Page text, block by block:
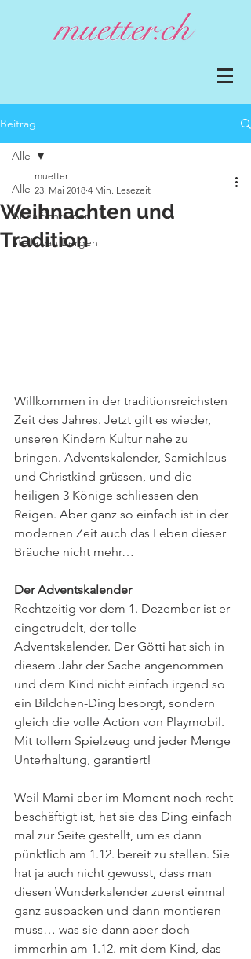
Beitrag
Alle
Anna Schreiber
Stella van Bergen
Alle
Weihnachten und
Tradition
muetter
23. Mai 2018 4 Min. Lesezeit
Willkommen in der traditionsreichsten
Zeit des Jahres. Jetzt gilt es wieder,
unseren Kindern Kultur nahe zu
bringen. Adventskalender, Samichlaus
und Christkind grüssen, und die
heiligen 3 Könige schliessen den
Reigen. Aber ganz so einfach ist in der
modernen Zeit auch das Leben dieser
Bräuche nicht mehr…
Der Adventskalender
Rechtzeitig vor dem 1. Dezember ist er
eingetrudelt, der tolle
Adventskalender. Der Götti hat sich in
diesem Jahr der Sache angenommen
und dem Kind nicht einfach irgend so
ein Bildchen-Ding besorgt, sondern
gleich die volle Action von Playmobil.
Mit tollem Spielzeug und jeder Menge
Unterhaltung, garantiert!
Weil Mami aber im Moment noch recht
beschäftigt ist, hat sie das Ding einfach
mal zur Seite gestellt, um es dann
pünktlich am 1.12. bereit zu stellen. Sie
hat ja auch nicht gewusst, dass man
diesen Wunderkalender zuerst einmal
ganz auspacken und dann montieren
muss… was sie dann aber doch
immerhin am 1.12. mit dem Kind, das